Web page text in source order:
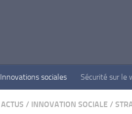
Innovations sociales Sécurité sur le
ACTUS / INNOVATION SOCIALE /